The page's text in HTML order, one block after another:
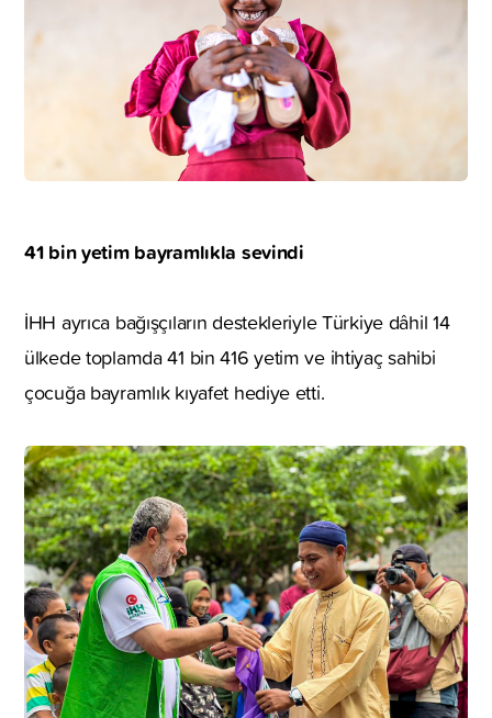
41 bin yetim bayramlıkla sevindi
İHH ayrıca bağışçıların destekleriyle Türkiye dâhil 14
ülkede toplamda 41 bin 416 yetim ve ihtiyaç sahibi
çocuğa bayramlık kıyafet hediye etti.